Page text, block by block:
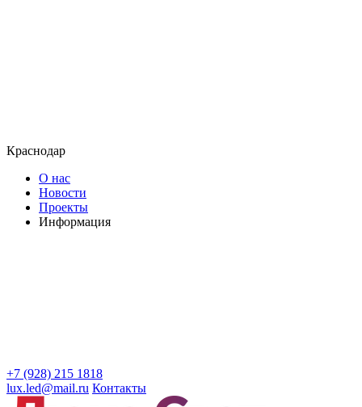
Краснодар
О нас
Новости
Проекты
Информация
+7 (928) 215 1818
lux.led@mail.ru Контакты